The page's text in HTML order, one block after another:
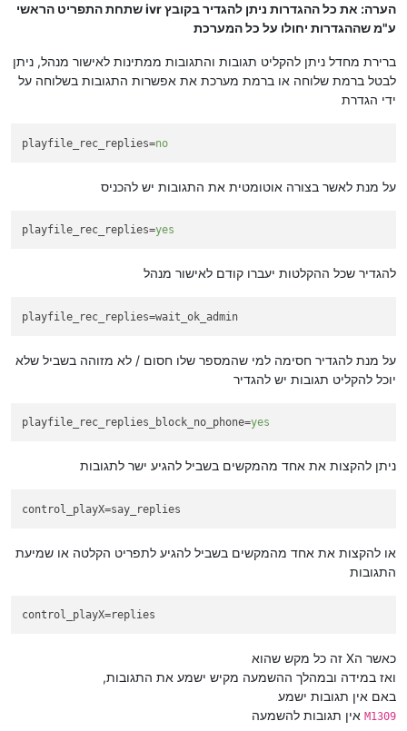
הערה: את כל ההגדרות ניתן להגדיר בקובץ ivr שתחת התפריט הראשי
ע"מ שההגדרות יחולו על כל המערכת
ברירת מחדל ניתן להקליט תגובות והתגובות ממתינות לאישור מנהל, ניתן
לבטל ברמת שלוחה או ברמת מערכת את אפשרות התגובות בשלוחה על
ידי הגדרת
playfile_rec_replies=no
על מנת לאשר בצורה אוטומטית את התגובות יש להכניס
playfile_rec_replies=yes
להגדיר שכל ההקלטות יעברו קודם לאישור מנהל
playfile_rec_replies=wait_ok_admin
על מנת להגדיר חסימה למי שהמספר שלו חסום / לא מזוהה בשביל שלא
יוכל להקליט תגובות יש להגדיר
playfile_rec_replies_block_no_phone=yes
ניתן להקצות את אחד מהמקשים בשביל להגיע ישר לתגובות
control_playX=say_replies
או להקצות את אחד מהמקשים בשביל להגיע לתפריט הקלטה או שמיעת
התגובות
control_playX=replies
כאשר הX זה כל מקש שהוא
ואז במידה ובמהלך ההשמעה מקיש ישמע את התגובות,
באם אין תגובות ישמע
M1309 אין תגובות להשמעה